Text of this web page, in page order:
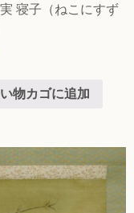
寝子（ねこにすず
物カゴに追加